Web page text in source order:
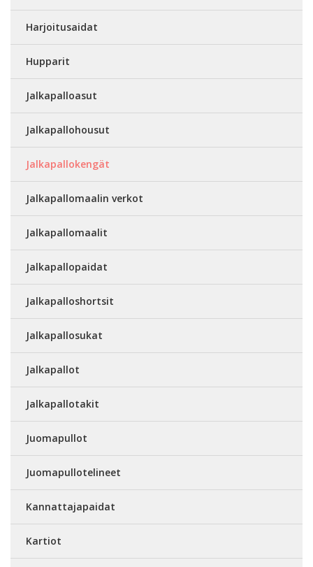
Harjoitusaidat
Hupparit
Jalkapalloasut
Jalkapallohousut
Jalkapallokengät
Jalkapallomaalin verkot
Jalkapallomaalit
Jalkapallopaidat
Jalkapalloshortsit
Jalkapallosukat
Jalkapallot
Jalkapallotakit
Juomapullot
Juomapullotelineet
Kannattajapaidat
Kartiot